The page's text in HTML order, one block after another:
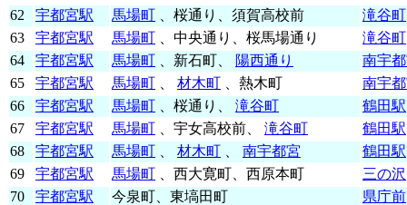
62
宇都宮駅 馬場町 、桜通り、須賀高校前
滝谷町
63
宇都宮駅 馬場町 、中央通り、桜馬場通り
滝谷町
64
宇都宮駅 馬場町 、新石町、 陽西通り
南宇
65
宇都宮駅 馬場町 材木町 、熱木町
南宇
66
宇都宮駅 馬場町 、桜通り、 滝谷町
鶴田駅
67
宇都宮駅 馬場町 、宇女高校前、 滝谷町
鶴田駅
68
宇都宮駅 馬場町 材木町 南宇都宮
鶴田駅
69
宇都宮駅 馬場町 、西大寛町、西原本町
三の沢
70
宇都宮駅 今泉町、東塙田町
県庁前